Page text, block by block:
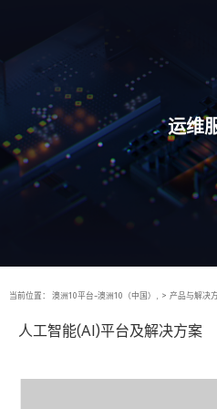
运维
当前位置： 澳洲10平台-澳洲10（中国）, > 产品与解决
人工智能(AI)平台及解决方案